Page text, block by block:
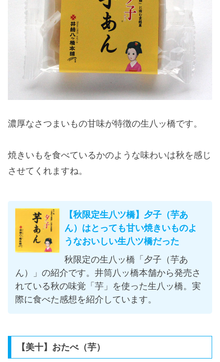
濃厚なさつまいもの甘味が特徴の生八ッ橋です。
焼きいもを食べているかのような味わいは秋を感じ
させてくれますね。
【秋限定生八ツ橋】夕子（芋あ
ん）はとっても甘い焼きいものよ
うなおいしい生八ツ橋だった
秋限定の生八ッ橋「夕子（芋あ
ん）」の紹介です。井筒八ッ橋本舗から発売さ
れている秋の味覚「芋」を使った生八ッ橋。実
際に食べた感想を紹介しています。
【美十】おたべ（芋）